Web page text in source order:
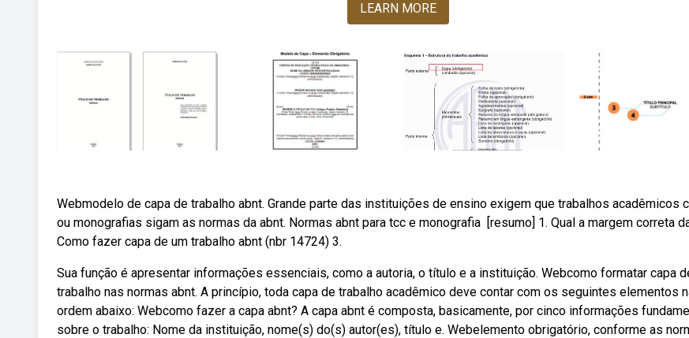
LEARN MORE
Webmodelo de capa de trabalho abnt. Grande parte das instituições de ensino exigem que trabalhos acadêmicos
ou monografias sigam as normas da abnt. Normas abnt para tcc e monografia ️ [resumo] 1. Qual a margem correta
Como fazer capa de um trabalho abnt (nbr 14724) 3.
Sua função é apresentar informações essenciais, como a autoria, o título e a instituição. Webcomo formatar capa
trabalho nas normas abnt. A princípio, toda capa de trabalho acadêmico deve contar com os seguintes elementos
ordem abaixo: Webcomo fazer a capa abnt? A capa abnt é composta, basicamente, por cinco informações
sobre o trabalho: Nome da instituição, nome(s) do(s) autor(es), título e. Webelemento obrigatório, conforme as